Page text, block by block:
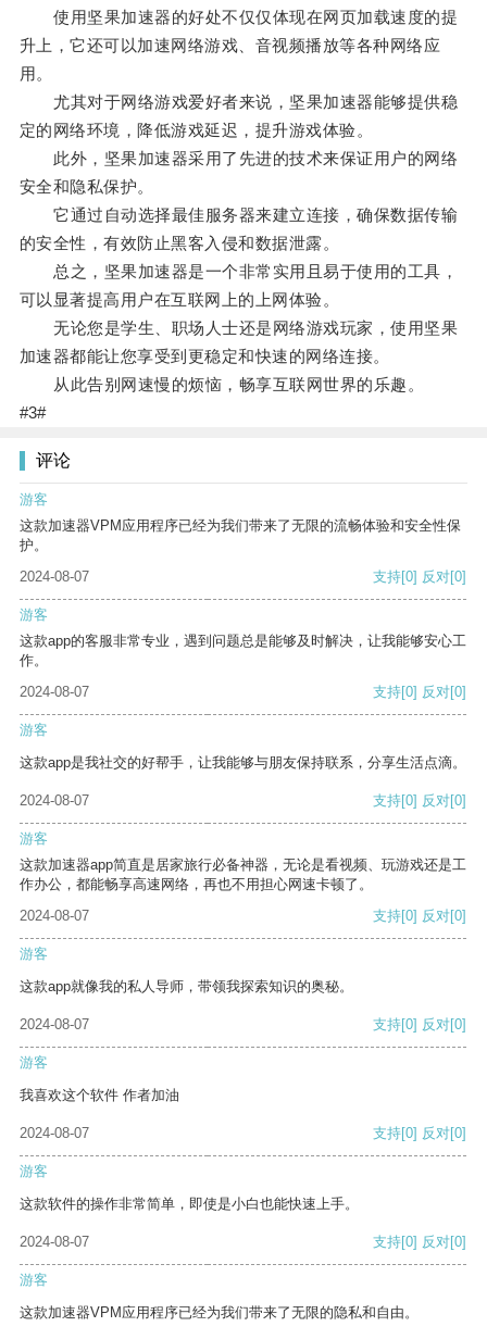
使用坚果加速器的好处不仅仅体现在网页加载速度的提
升上，它还可以加速网络游戏、音视频播放等各种网络应
用。
尤其对于网络游戏爱好者来说，坚果加速器能够提供稳
定的网络环境，降低游戏延迟，提升游戏体验。
此外，坚果加速器采用了先进的技术来保证用户的网络
安全和隐私保护。
它通过自动选择最佳服务器来建立连接，确保数据传输
的安全性，有效防止黑客入侵和数据泄露。
总之，坚果加速器是一个非常实用且易于使用的工具，
可以显著提高用户在互联网上的上网体验。
无论您是学生、职场人士还是网络游戏玩家，使用坚果
加速器都能让您享受到更稳定和快速的网络连接。
从此告别网速慢的烦恼，畅享互联网世界的乐趣。
#3#
评论
游客
这款加速器VPM应用程序已经为我们带来了无限的流畅体验和安全性保
护。
2024-08-07
支持[0] 反对[0]
游客
这款app的客服非常专业，遇到问题总是能够及时解决，让我能够安心工
作。
2024-08-07
支持[0] 反对[0]
游客
这款app是我社交的好帮手，让我能够与朋友保持联系，分享生活点滴。
2024-08-07 支持[0] 反对[0]
游客
这款加速器app简直是居家旅行必备神器，无论是看视频、玩游戏还是工
作办公，都能畅享高速网络，再也不用担心网速卡顿了。
2024-08-07
支持[0] 反对[0]
游客
这款app就像我的私人导师，带领我探索知识的奥秘。
2024-08-07 支持[0] 反对[0]
游客
我喜欢这个软件 作者加油
2024-08-07 支持[0] 反对[0]
游客
这款软件的操作非常简单，即使是小白也能快速上手。
2024-08-07 支持[0] 反对[0]
游客
这款加速器VPM应用程序已经为我们带来了无限的隐私和自由。